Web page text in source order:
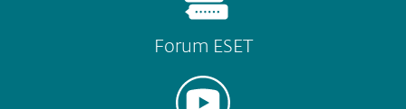
Forum ESET